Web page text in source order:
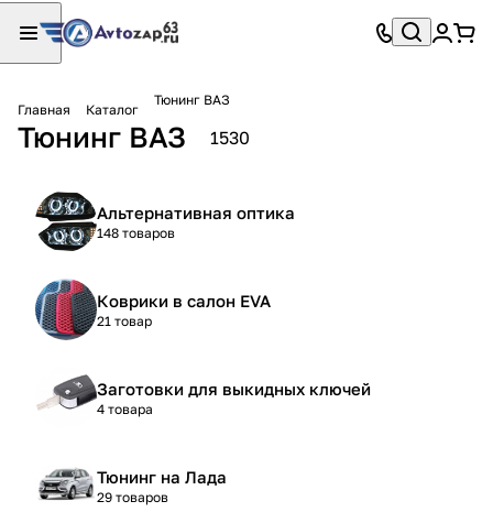
Главная Каталог
Тюнинг ВАЗ
Тюнинг ВАЗ 1530
Альтернативная оптика
148 товаров
Коврики в салон EVA
21 товар
Заготовки для выкидных ключей
4 товара
Тюнинг на Лада
29 товаров